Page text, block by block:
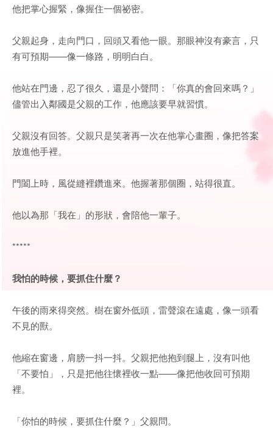
他把掌心握緊，像握住一個祕密。
父親起身，走向門口，回頭又看他一眼。那眼神沒有豪言，只
有可預期——像一條路，明明白白。
他站在門邊，忍了很久，還是小聲問：「你真的會回來嗎？」
儘管出入鄰國是父親的工作，他應該要早就習慣。
父親沒有回答。父親只是笑著再一次在他掌心畫圈，像把答案
放進他手裡。
門闔上時，風從縫裡鑽進來。他握著那個圈，站得很直。
他以為那「我在」的形狀，會陪他一輩子。
*****
我怕的時候，要抓住什麼？
午後的雨來得突然。樹在窗外低頭，雷聲滾在遠處，像一頭看
不見的獸。
他縮在窗邊，肩膀一抖一抖。父親把他抱到腿上，沒有叫他
「不要怕」，只是把他往懷裡收一點——像把他收回可預期
裡。
「你怕的時候，要抓住什麼？」父親問。